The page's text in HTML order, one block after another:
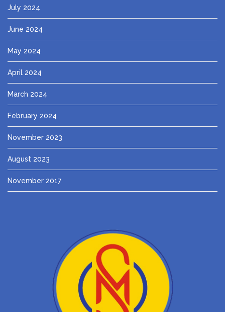
July 2024
June 2024
May 2024
April 2024
March 2024
February 2024
November 2023
August 2023
November 2017